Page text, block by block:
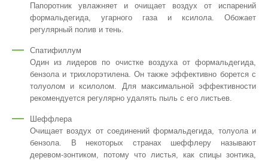
Папоротник увлажняет и очищает воздух от испарений
формальдегида, угарного газа и ксилола. Обожает
регулярный полив и тень.
Спатифиллум
Один из лидеров по очистке воздуха от формальдегида,
бензола и трихлорэтилена. Он также эффективно борется с
толуолом и ксилолом. Для максимальной эффективности
рекомендуется регулярно удалять пыль с его листьев.
Шеффлера
Очищает воздух от соединений формальдегида, толуола и
бензола. В некоторых странах шеффлеру называют
деревом-зонтиком, потому что листья, как спицы зонтика,